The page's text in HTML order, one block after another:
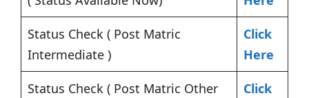
Status Check ( Post Matric
Intermediate )
Click
Here
Status Check ( Post Matric Other
Click